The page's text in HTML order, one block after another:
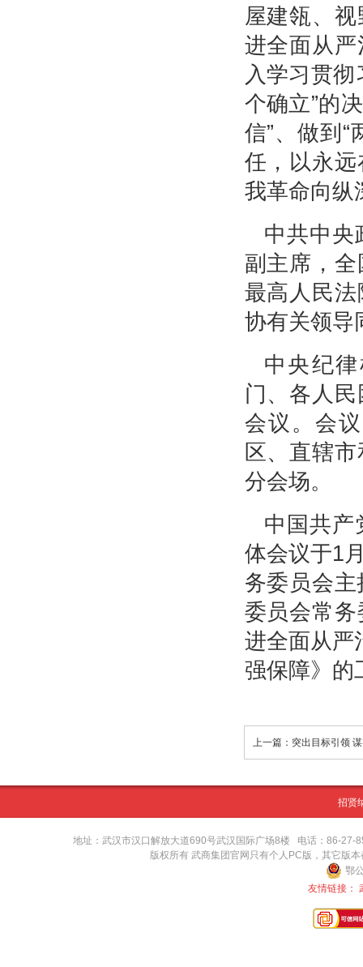
屋建瓴、
进全面从
入学习贯
个确立”的
信”、做到
任，以永
我革命向纵
中共中央
副主席，
最高人民
协有关领导
中央纪
门、各人
会议。会
区、直辖
分会场。
中国共产
体会议于1
务委员会
委员会常
进全面从严
强保障》的
招贤
地址：武汉市汉口解放大道690号武汉国际广场8楼 电话：86-
版权所有 武商集团官网只有个人PC版，其它版
鄂
友情链接：